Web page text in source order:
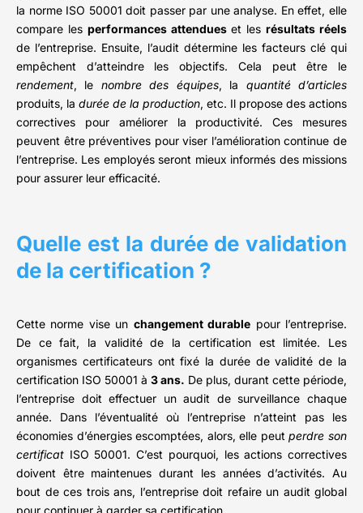
la norme ISO 50001 doit passer par une analyse. En effet, elle
compare les performances attendueset lesrésultats réels
de l’entreprise. Ensuite, l’audit détermine les facteurs clé qui
empêchent d’atteindre les objectifs. Cela peut être le
rendement, le nombre des équipes, la quantité d’articles
produits, la durée de la production, etc. Il propose des actions
correctives pour améliorer la productivité. Ces mesures
peuvent être préventives pour viser l’amélioration continue de
l’entreprise. Les employés seront mieux informés des missions
pour assurer leur efficacité.
Quelle est la durée de validation
de la certification ?
Cette norme vise un changement durable pour l’entreprise.
De ce fait, la validité de la certification est limitée. Les
organismes certificateurs ont fixé la durée de validité de la
certification ISO 50001 à 3 ans. De plus, durant cette période,
l’entreprise doit effectuer un audit de surveillance chaque
année. Dans l’éventualité où l’entreprise n’atteint pas les
économies d’énergies escomptées, alors, elle peutperdre son
certificat ISO 50001. C’est pourquoi, les actions correctives
doivent être maintenues durant les années d’activités. Au
bout de ces trois ans, l’entreprise doit refaire un audit global
pour continuer à garder sa certification.